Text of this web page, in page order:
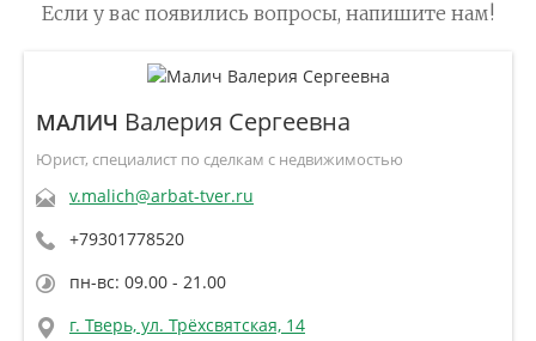
Если у вас появились вопросы, напишите нам!
МАЛИЧ Валерия Сергеевна
Юрист, специалист по сделкам с недвижимостью
v.malich@arbat-tver.ru
+79301778520
пн-вс: 09.00 - 21.00
г. Тверь, ул. Трёхсвятская, 14